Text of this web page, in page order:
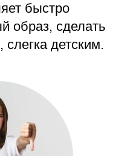
быстро
образ, сделать
детским.